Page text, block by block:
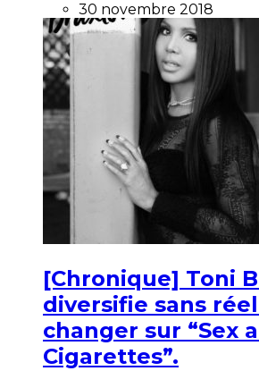
30 novembre 2018
[Chronique] Toni
diversifie sans
changer sur “Sex
Cigarettes”.